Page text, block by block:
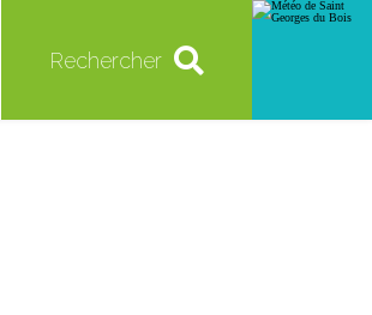
Rechercher